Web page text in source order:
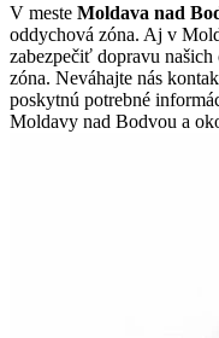
V meste Moldava nad
oddychová zóna. Aj v
zabezpečiť dopravu
zóna. Neváhajte nás
poskytnú potrebné
Moldavy nad Bodvou a